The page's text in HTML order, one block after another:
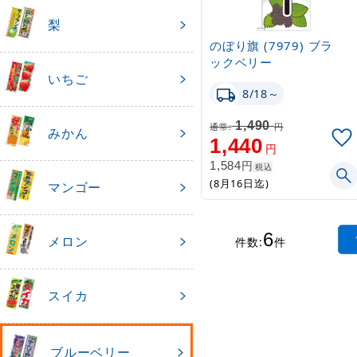
のぼり旗 (7979) ブラ
ックベリー
8/18～
通常:1,490円
1,440円
1,584円 税込
(8月16日迄)
件数:6件
梨
いちご
みかん
マンゴー
メロン
スイカ
ブルーベリー